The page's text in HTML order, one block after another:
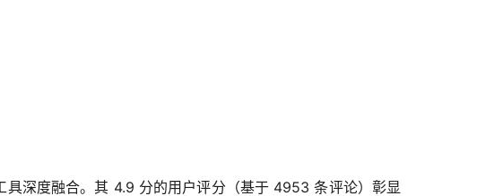
深度融合。其 4.9 分的用户评分（基于 4953 条评论）彰显